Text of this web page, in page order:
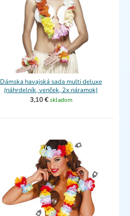
Dámska havajská sada multi deluxe
(náhrdelník, venček, 2x náramok)
3,10 € skladom